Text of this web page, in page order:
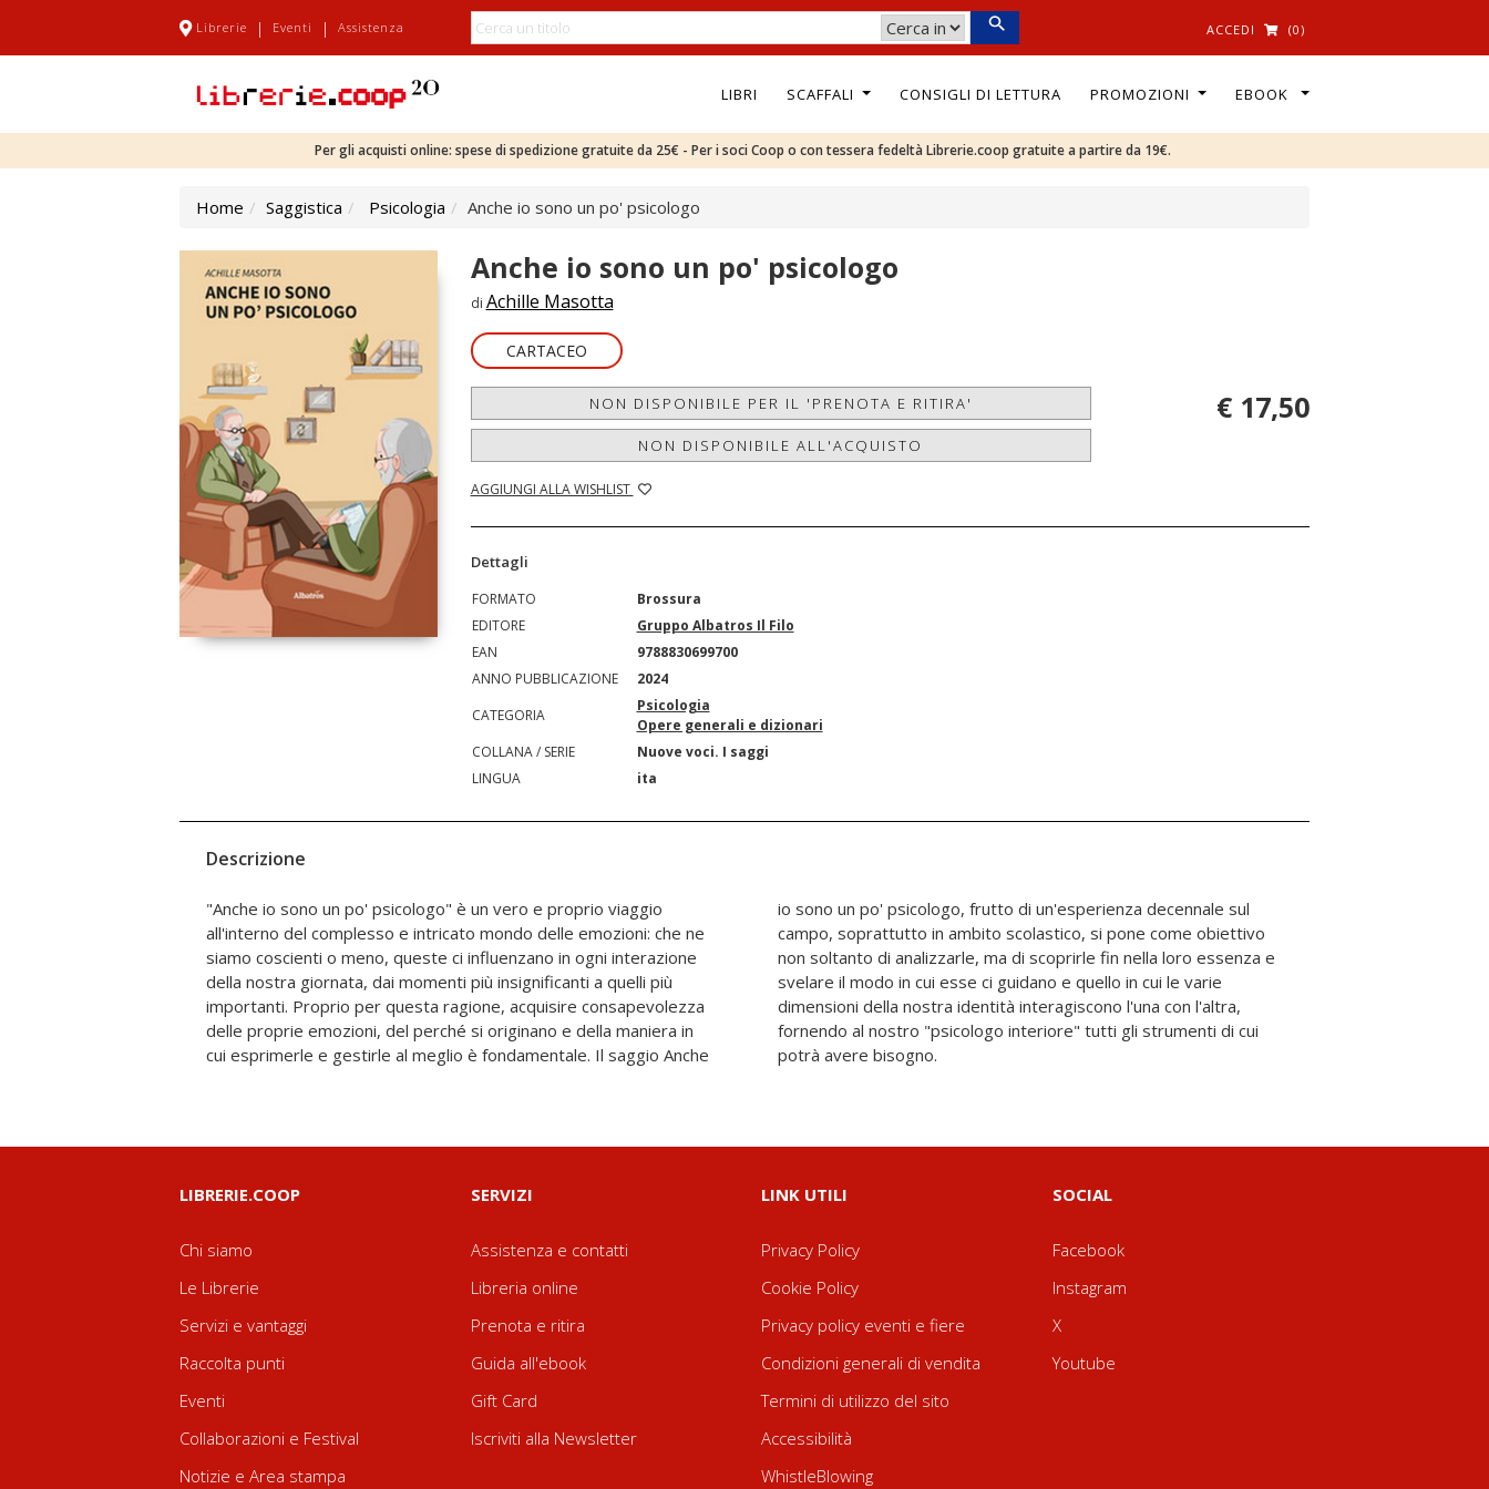
Librerie | Eventi | Assistenza ACCEDI (0)
LIBRI SCAFFALI CONSIGLI DI LETTURA PROMOZIONI EBOOK
Per gli acquisti online: spese di spedizione gratuite da 25€ - Per i soci Coop o con tessera fedeltà Librerie.coop gratuite a partire da 19€.
Home Saggistica Psicologia Anche io sono un po' psicologo
Anche io sono un po' psicologo
di Achille Masotta
CARTACEO
NON DISPONIBILE PER IL 'PRENOTA E RITIRA'
NON DISPONIBILE ALL'ACQUISTO
AGGIUNGI ALLA WISHLIST
€ 17,50
Dettagli
FORMATO
Brossura
EDITORE
Gruppo Albatros Il Filo
EAN
9788830699700
ANNO PUBBLICAZIONE
2024
CATEGORIA
Psicologia
Opere generali e dizionari
COLLANA / SERIE
Nuove voci. I saggi
LINGUA
ita
Descrizione
"Anche io sono un po' psicologo" è un vero e proprio viaggio
all'interno del complesso e intricato mondo delle emozioni: che ne
siamo coscienti o meno, queste ci influenzano in ogni interazione
della nostra giornata, dai momenti più insignificanti a quelli più
importanti. Proprio per questa ragione, acquisire consapevolezza
delle proprie emozioni, del perché si originano e della maniera in
cui esprimerle e gestirle al meglio è fondamentale. Il saggio Anche
io sono un po' psicologo, frutto di un'esperienza decennale sul
campo, soprattutto in ambito scolastico, si pone come obiettivo
non soltanto di analizzarle, ma di scoprirle fin nella loro essenza e
svelare il modo in cui esse ci guidano e quello in cui le varie
dimensioni della nostra identità interagiscono l'una con l'altra,
fornendo al nostro "psicologo interiore" tutti gli strumenti di cui
potrà avere bisogno.
LIBRERIE.COOP
Chi siamo
Le Librerie
Servizi e vantaggi
Raccolta punti
Eventi
Collaborazioni e Festival
Notizie e Area stampa
SERVIZI
Assistenza e contatti
Libreria online
Prenota e ritira
Guida all'ebook
Gift Card
Iscriviti alla Newsletter
LINK UTILI
Privacy Policy
Cookie Policy
Privacy policy eventi e fiere
Condizioni generali di vendita
Termini di utilizzo del sito
Accessibilità
WhistleBlowing
SOCIAL
Facebook
Instagram
X
Youtube